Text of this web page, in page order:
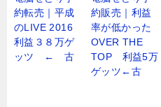
約転売｜平成
のLIVE 2016
利益３８万ゲ
ッツ ← 古
約販売｜利益
率が低かった
OVER THE
TOP 利益5万
ゲッツ←古